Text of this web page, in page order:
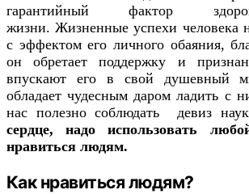
гарантийный фактор
жизни. Жизненные успехи человека
с эффектом его личного обаяния,
он обретает поддержку и
впускают его в свой душевный
обладает чудесным даром ладить с
нас полезно соблюдать девиз
сердце, надо использовать
нравиться людям.
Как нравиться людям?